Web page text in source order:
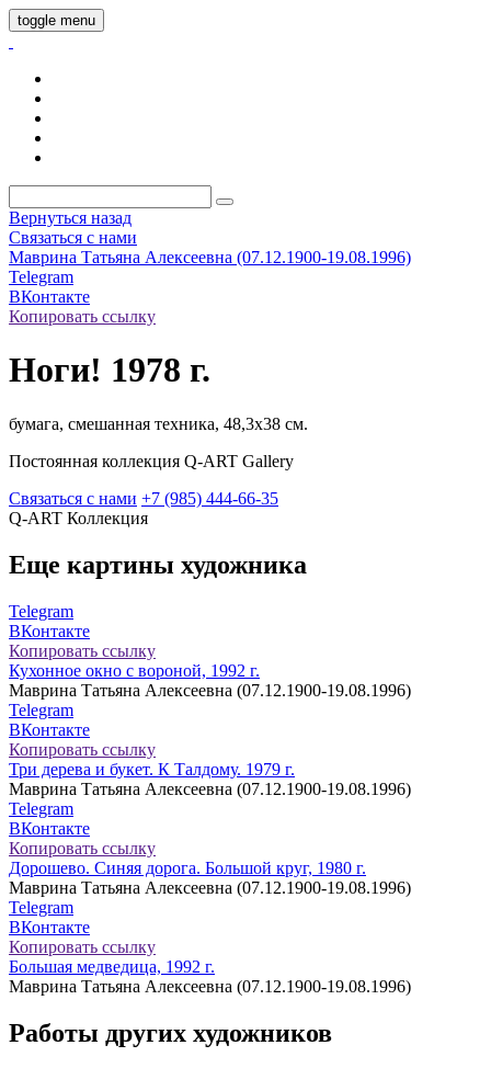
toggle menu
Вернуться назад
Связаться с нами
Маврина Татьяна Алексеевна (07.12.1900-19.08.1996)
Telegram
ВКонтакте
Копировать ссылку
Ноги! 1978 г.
бумага, смешанная техника, 48,3х38 см.
Постоянная коллекция Q-ART Gallery
Связаться с нами +7 (985) 444-66-35
Q-ART Коллекция
Еще картины художника
Telegram
ВКонтакте
Копировать ссылку
Кухонное окно с вороной, 1992 г.
Маврина Татьяна Алексеевна (07.12.1900-19.08.1996)
Telegram
ВКонтакте
Копировать ссылку
Три дерева и букет. К Талдому. 1979 г.
Маврина Татьяна Алексеевна (07.12.1900-19.08.1996)
Telegram
ВКонтакте
Копировать ссылку
Дорошево. Синяя дорога. Большой круг, 1980 г.
Маврина Татьяна Алексеевна (07.12.1900-19.08.1996)
Telegram
ВКонтакте
Копировать ссылку
Большая медведица, 1992 г.
Маврина Татьяна Алексеевна (07.12.1900-19.08.1996)
Работы других художников